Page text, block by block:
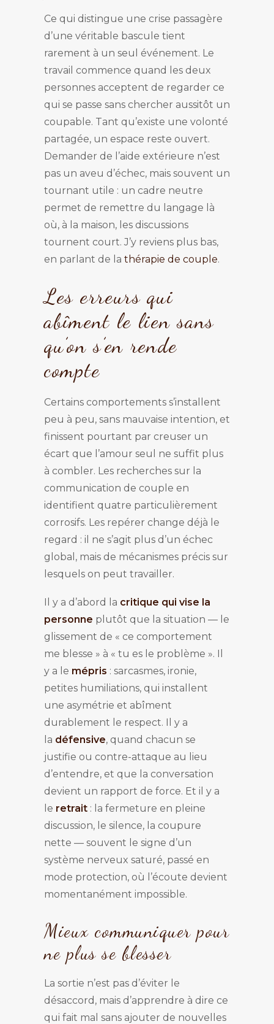
Ce qui distingue une crise passagère
d’une véritable bascule tient
rarement à un seul événement. Le
travail commence quand les deux
personnes acceptent de regarder ce
qui se passe sans chercher aussitôt un
coupable. Tant qu’existe une volonté
partagée, un espace reste ouvert.
Demander de l’aide extérieure n’est
pas un aveu d’échec, mais souvent un
tournant utile : un cadre neutre
permet de remettre du langage là
où, à la maison, les discussions
tournent court. J’y reviens plus bas,
en parlant de la thérapie de couple.
Les erreurs qui
abîment le lien sans
qu’on s’en rende
compte
Certains comportements s’installent
peu à peu, sans mauvaise intention, et
finissent pourtant par creuser un
écart que l’amour seul ne suffit plus
à combler. Les recherches sur la
communication de couple en
identifient quatre particulièrement
corrosifs. Les repérer change déjà le
regard : il ne s’agit plus d’un échec
global, mais de mécanismes précis sur
lesquels on peut travailler.
Il y a d’abord la critique qui vise la
personne plutôt que la situation — le
glissement de « ce comportement
me blesse » à « tu es le problème ». Il
y a le mépris : sarcasmes, ironie,
petites humiliations, qui installent
une asymétrie et abîment
durablement le respect. Il y a
la défensive, quand chacun se
justifie ou contre-attaque au lieu
d’entendre, et que la conversation
devient un rapport de force. Et il y a
le retrait : la fermeture en pleine
discussion, le silence, la coupure
nette — souvent le signe d’un
système nerveux saturé, passé en
mode protection, où l’écoute devient
momentanément impossible.
Mieux communiquer pour
ne plus se blesser
La sortie n’est pas d’éviter le
désaccord, mais d’apprendre à dire ce
qui fait mal sans ajouter de nouvelles